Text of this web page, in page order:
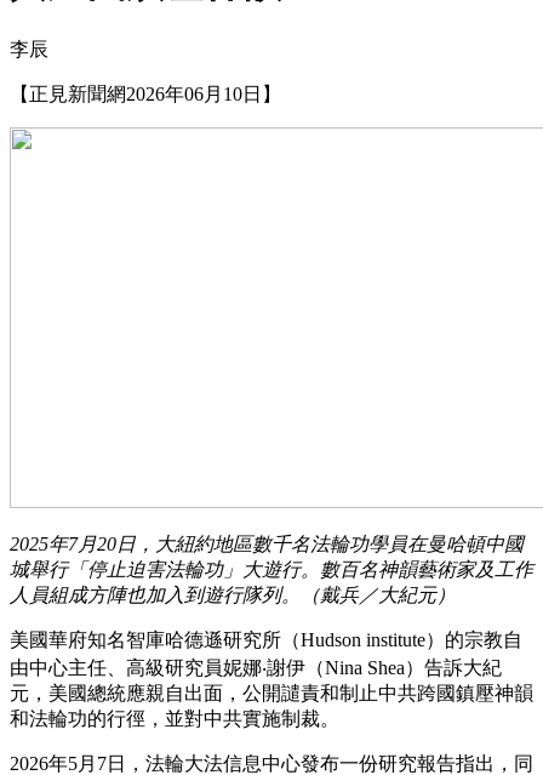
李辰
【正見新聞網2026年06月10日】
2025年7月20日，大紐約地區數千名法輪功學員在曼哈頓中國
城舉行「停止迫害法輪功」大遊行。數百名神韻藝術家及工作
人員組成方陣也加入到遊行隊列。（戴兵／大紀元）
美國華府知名智庫哈德遜研究所（Hudson institute）的宗教自
由中心主任、高級研究員妮娜‧謝伊（Nina Shea）告訴大紀
元，美國總統應親自出面，公開譴責和制止中共跨國鎮壓神韻
和法輪功的行徑，並對中共實施制裁。
2026年5月7日，法輪大法信息中心發布一份研究報告指出，同